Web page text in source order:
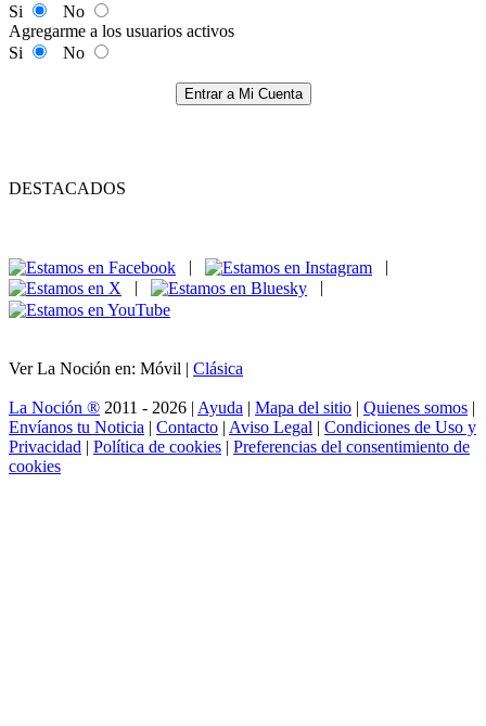
Si
No
Agregarme a los usuarios activos
Si
No
Entrar a Mi Cuenta
DESTACADOS
|
|
|
|
Ver La Noción en: Móvil | Clásica
La Noción ® 2011 - 2026 | Ayuda | Mapa del sitio | Quienes somos |
Envíanos tu Noticia | Contacto | Aviso Legal | Condiciones de Uso y
Privacidad | Política de cookies | Preferencias del consentimiento de
cookies